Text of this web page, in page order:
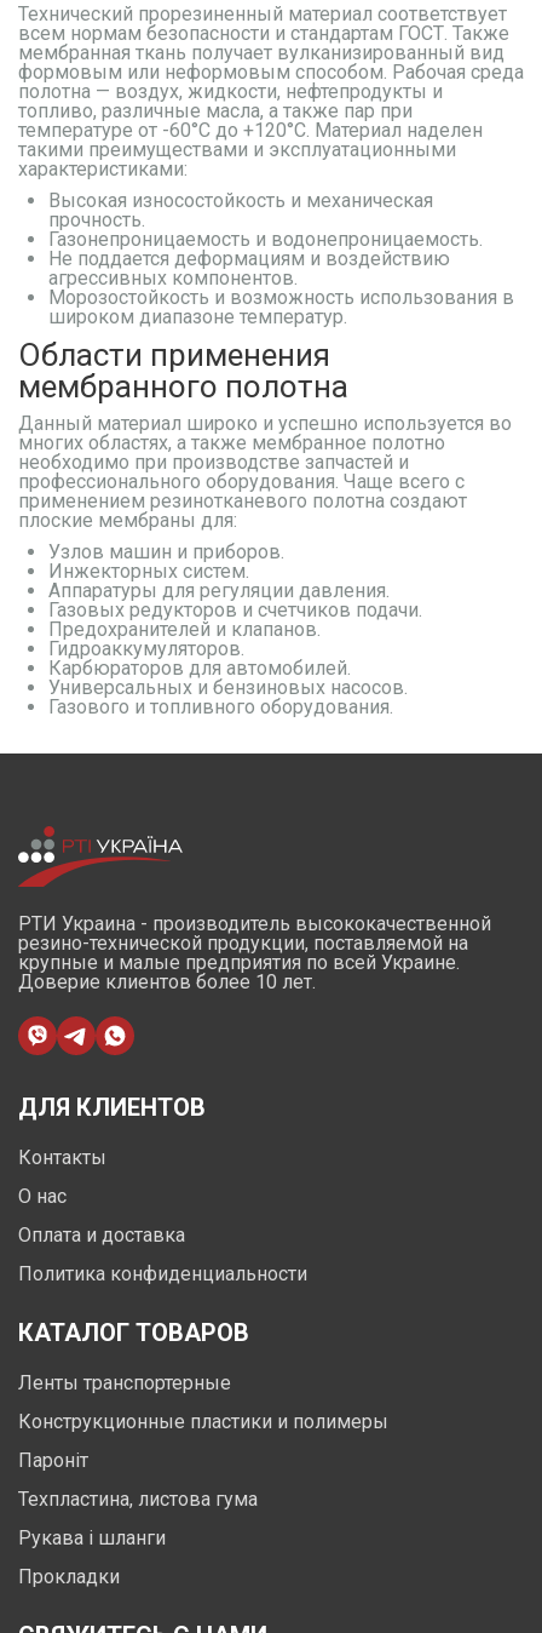
Технический прорезиненный материал соответствует
всем нормам безопасности и стандартам ГОСТ. Также
мембранная ткань получает вулканизированный вид
формовым или неформовым способом. Рабочая среда
полотна — воздух, жидкости, нефтепродукты и
топливо, различные масла, а также пар при
температуре от -60°С до +120°С. Материал наделен
такими преимуществами и эксплуатационными
характеристиками:
Высокая износостойкость и механическая
прочность.
Газонепроницаемость и водонепроницаемость.
Не поддается деформациям и воздействию
агрессивных компонентов.
Морозостойкость и возможность использования в
широком диапазоне температур.
Области применения
мембранного полотна
Данный материал широко и успешно используется во
многих областях, а также мембранное полотно
необходимо при производстве запчастей и
профессионального оборудования. Чаще всего с
применением резинотканевого полотна создают
плоские мембраны для:
Узлов машин и приборов.
Инжекторных систем.
Аппаратуры для регуляции давления.
Газовых редукторов и счетчиков подачи.
Предохранителей и клапанов.
Гидроаккумуляторов.
Карбюраторов для автомобилей.
Универсальных и бензиновых насосов.
Газового и топливного оборудования.
РТИ Украина - производитель высококачественной
резино-технической продукции, поставляемой на
крупные и малые предприятия по всей Украине.
Доверие клиентов более 10 лет.
ДЛЯ КЛИЕНТОВ
Контакты
О нас
Оплата и доставка
Политика конфиденциальности
КАТАЛОГ ТОВАРОВ
Ленты транспортерные
Конструкционные пластики и полимеры
Пароніт
Техпластина, листова гума
Рукава і шланги
Прокладки